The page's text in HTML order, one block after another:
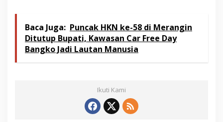
Baca Juga: Puncak HKN ke-58 di Merangin
Ditutup Bupati, Kawasan Car Free Day
Bangko Jadi Lautan Manusia
Ikuti Kami